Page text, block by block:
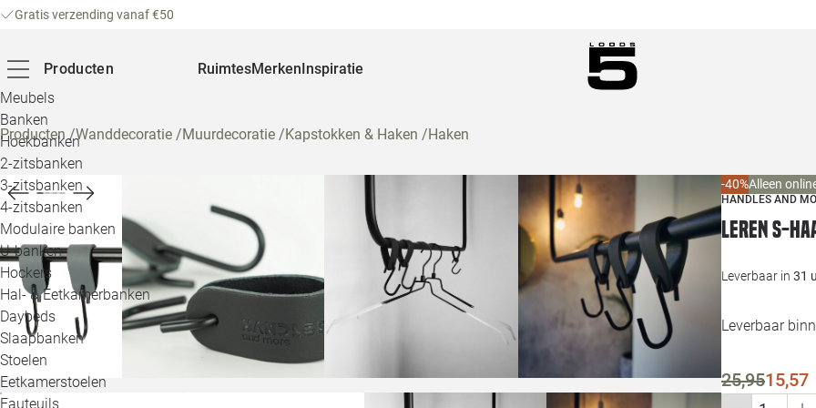
Gratis verzending vanaf €50
Producten
Meubels
Banken
Hoekbanken
2-zitsbanken
3-zitsbanken
4-zitsbanken
Modulaire banken
U-banken
Hockers
Hal- & Eetkamerbanken
Daybeds
Slaapbanken
Stoelen
Eetkamerstoelen
Fauteuils
RuimtesMerkenInspiratie
Producten/Wanddecoratie /Muurdecoratie /Kapstokken & Haken /Haken
-40%Alleen
HANDLES AND
Leren S-
Leverbaar in 31
Leverbaar
25,9515,57